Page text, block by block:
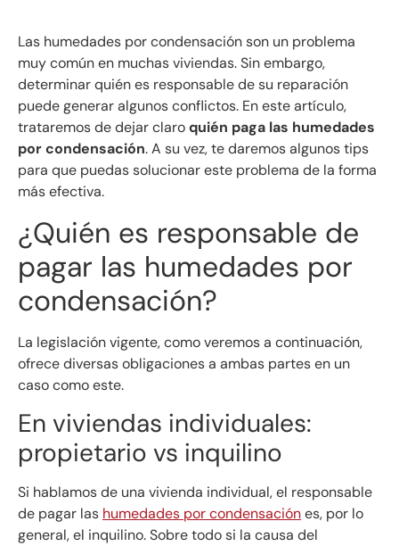
Las humedades por condensación son un problema
muy común en muchas viviendas. Sin embargo,
determinar quién es responsable de su reparación
puede generar algunos conflictos. En este artículo,
trataremos de dejar claroquién paga las humedades
por condensación. A su vez, te daremos algunos tips
para que puedas solucionar este problema de la forma
más efectiva.
¿Quién es responsable de
pagar las humedades por
condensación?
La legislación vigente, como veremos a continuación,
ofrece diversas obligaciones a ambas partes en un
caso como este.
En viviendas individuales:
propietario vs inquilino
Si hablamos de una vivienda individual, el responsable
de pagar las humedades por condensaciónes, por lo
general, el inquilino. Sobre todo si la causa del